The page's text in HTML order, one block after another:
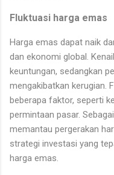
Fluktuasi harga emas
Harga emas dapat naik
dan ekonomi global.
keuntungan, sedangkan
mengakibatkan kerugian.
beberapa faktor, seperti
permintaan pasar.
memantau pergerakan
strategi investasi yang
harga emas.